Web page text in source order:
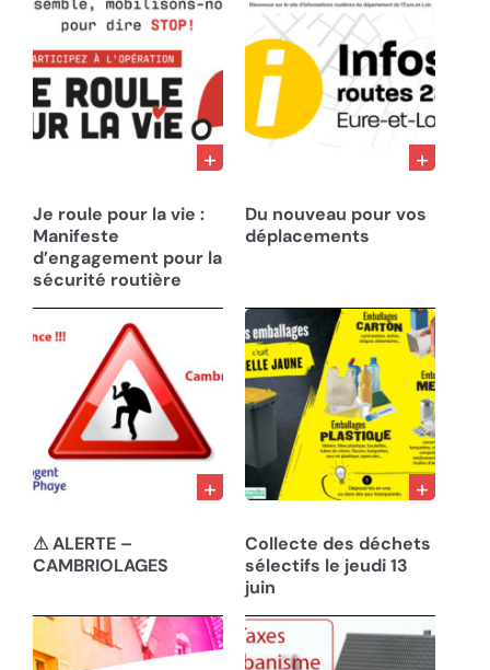
Je roule pour la vie :
Manifeste
d’engagement pour la
sécurité routière
Du nouveau pour vos
déplacements
⚠ ALERTE –
CAMBRIOLAGES
Collecte des déchets
sélectifs le jeudi 13
juin